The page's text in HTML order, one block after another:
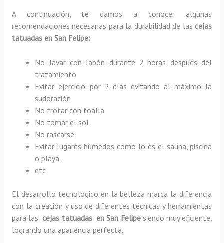
A continuación, te damos a conocer algunas
recomendaciones necesarias para la durabilidad de lascejas
tatuadas en San Felipe:
No lavar con Jabón durante 2 horas después del
tratamiento
Evitar ejercicio por 2 días evitando al máximo la
sudoración
No frotar con toalla
No tomar el sol
No rascarse
Evitar lugares húmedos como lo es el sauna, piscina
o playa.
etc
El desarrollo tecnológico en la belleza marca la diferencia
con la creación y uso de diferentes técnicas y herramientas
para lascejas tatuadas en San Felipesiendo muy eficiente,
logrando una apariencia perfecta.